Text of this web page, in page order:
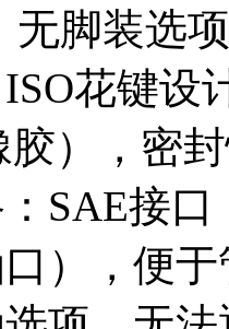
无脚装选
花键设
），密
SAE接
），便